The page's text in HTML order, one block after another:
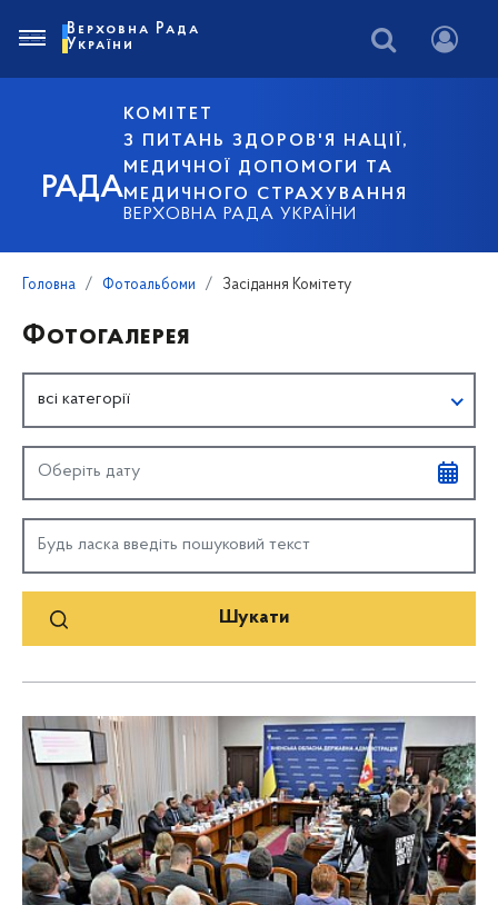
РАДА
КОМІТЕТ
З ПИТАНЬ ЗДОРОВ'Я НАЦІЇ,
МЕДИЧНОЇ ДОПОМОГИ ТА
МЕДИЧНОГО СТРАХУВАННЯ
ВЕРХОВНА РАДА УКРАЇНИ
Верховна Рада
України
Головна Фотоальбоми Засідання Комітету
Фотогалерея
всі категорії